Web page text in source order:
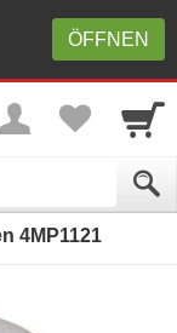
ÖFFNEN
4MP1121